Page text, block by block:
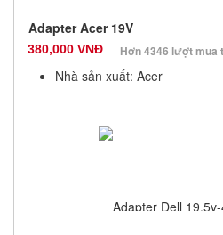
Adapter Acer 19V
380,000 VNĐ Hơn 4346 lượt mua
Nhà sản xuất: Acer
Số lượng: 10